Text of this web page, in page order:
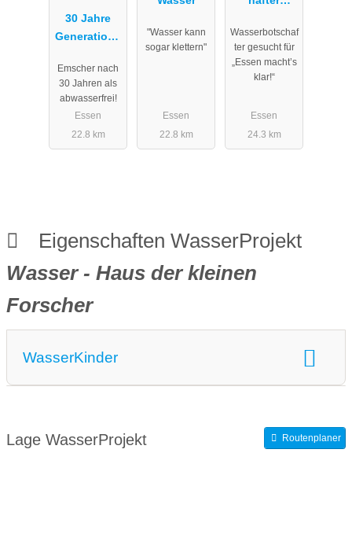
30 Jahre
Generatione
Emscher-
Umbau
Emscher nach
30 Jahren als
abwasserfrei!
Essen
22.8 km
"Wasser kann
sogar klettern"
Essen
22.8 km
Wasserbotschaf
ter gesucht für
„Essen macht’s
klar!“
Essen
24.3 km
Eigenschaften WasserProjekt
Wasser - Haus der kleinen
Forscher
WasserKinder
Lage WasserProjekt Routenplaner